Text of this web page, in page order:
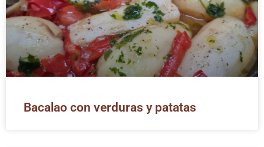
Bacalao con verduras y patatas